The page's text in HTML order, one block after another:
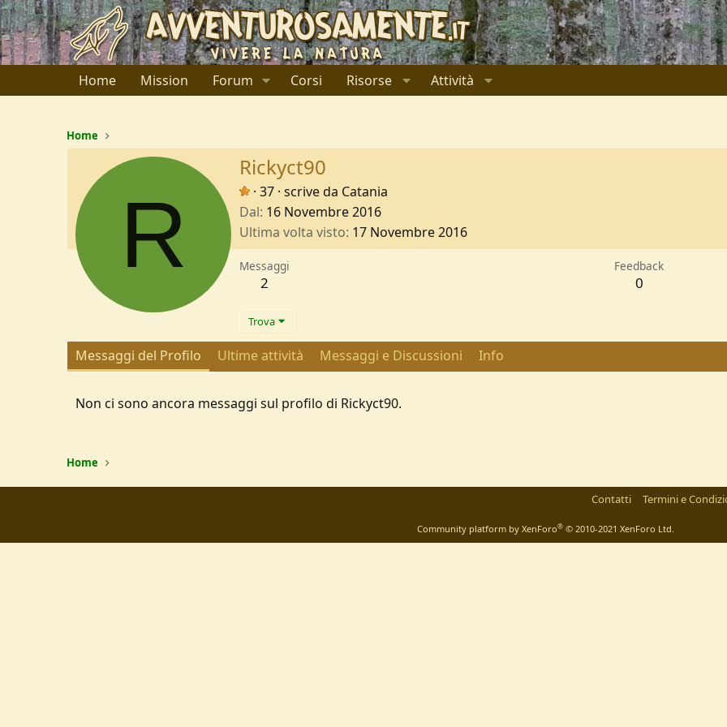
Home Mission Forum Corsi Risorse Attività
Home
R
Rickyct90
· 37 · scrive da Catania
Dal 16 Novembre 2016
Ultima volta visto 17 Novembre 2016
Messaggi
2
Feedback
0
Trova
Messaggi del Profilo Ultime attività Messaggi e Discussioni Info
Non ci sono ancora messaggi sul profilo di Rickyct90.
Home
Contatti Termini e
Community platform by XenForo® © 2010-2021 XenForo Ltd.